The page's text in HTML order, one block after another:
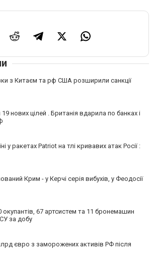
з Китаєм та рф США розширили санкції
19 нових цілей . Британія вдарила по банках і
у ракетах Patriot на тлі кривавих атак Росії :
Крим - у Керчі серія вибухів, у Феодосії
67 артсистем та 11 бронемашин
за добу
євро з заморожених активів РФ після